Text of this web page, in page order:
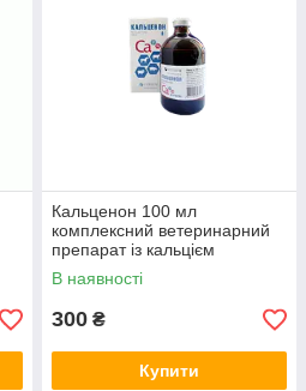
Кальценон 100 мл
комплексний ветеринарний
препарат із кальцієм
В наявності
300 ₴
Купити